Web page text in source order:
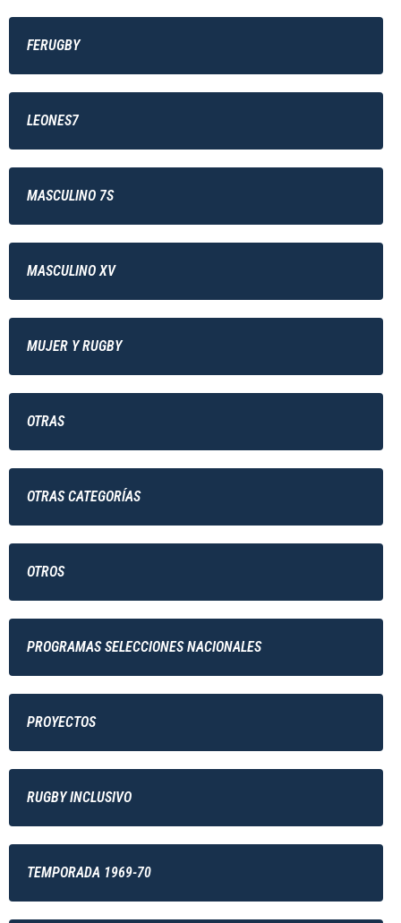
FERUGBY
LEONES7
MASCULINO 7S
MASCULINO XV
MUJER Y RUGBY
OTRAS
OTRAS CATEGORÍAS
OTROS
PROGRAMAS SELECCIONES NACIONALES
PROYECTOS
RUGBY INCLUSIVO
TEMPORADA 1969-70